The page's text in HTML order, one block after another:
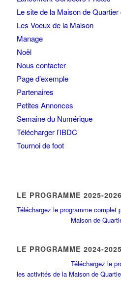
Le site de la Maison de
Les Voeux de la Maison
Manage
Noël
Nous contacter
Page d’exemple
Partenaires
Petites Annonces
Semaine du Numérique
Télécharger l’IBDC
Tournoi de foot
LE PROGRAMME 2025-2026
Téléchargez le programme
Maison de
LE PROGRAMME 2024-2025
Téléchargez le
les activités de la Maison de